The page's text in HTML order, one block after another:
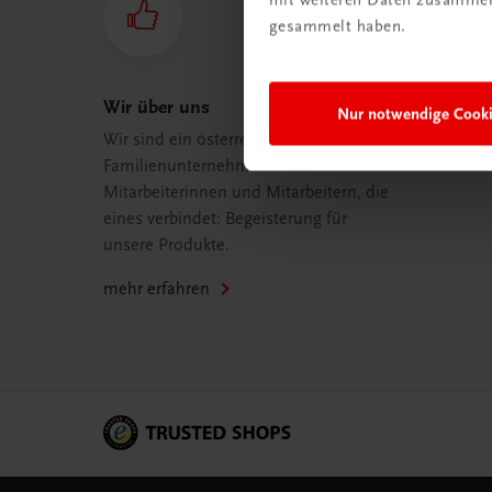
gesammelt haben.
Nur notwendige
Wir über uns
Wir sind ein österreichisches
Familienunternehmen mit 75
Mitarbeiterinnen und Mitarbeitern, die
eines verbindet: Begeisterung für
unsere Produkte.
mehr erfahren